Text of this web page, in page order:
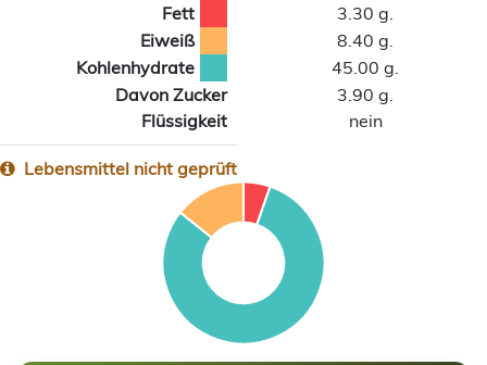
Fett
3.30 g.
Eiweiß
8.40 g.
Kohlenhydrate
45.00 g.
Davon Zucker
3.90 g.
Flüssigkeit
nein
Lebensmittel nicht geprüft